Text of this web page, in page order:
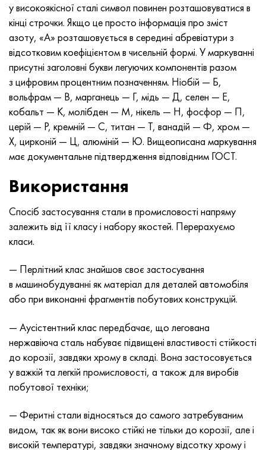
у високоякісної сталі символ повинен розташовуватися в
кінці строчки. Якщо це просто інформація про зміст
азоту, «А» розташовується в середині абревіатури з
відсотковим коефіцієнтом в чисельній формі. У маркуванні
присутні заголовні букви легуючих компонентів разом
з цифровим процентним позначенням. Ніобій — Б,
вольфрам — В, марганець — Г, мідь — Д, селен — Е,
кобальт — К, молібден — М, нікель — Н, фосфор — П,
церій — Р, кремній — C, титан — Т, ванадій — Ф, хром —
X, цирконій — Ц, алюміній — Ю. Вищеописана маркування
має документальне підтвердження відповідним ГОСТ.
Використання
Спосіб застосування стали в промисловості напряму
залежить від її класу і набору якостей. Перерахуємо
класи.
— Перлітний клас знайшов своє застосування
в машинобудуванні як матеріал для деталей автомобіля
або при виконанні фрагментів побутових конструкцій.
— Аусістентний клас передбачає, що легована
нержавіюча сталь набуває підвищені властивості стійкості
до корозії, завдяки хрому в складі. Вона застосовується
у важкій та легкій промисловості, а також для виробів
побутової техніки;
— Феритні стали відносяться до самого затребуваним
видом, так як вони високо стійкі не тільки до корозії, але і
високій температурі, завдяки значному відсотку хрому і
Хайнс 188
Haynes 230
Хастеллой b2
Хастеллой b3
Хастеллой c4
Хастеллой c22
Хастеллой C-276
Хастеллой C2000
Хастеллой x
Удимет 720
Greek Ascoloy 418
Труба корозійно-стійка
90Х18МФ
95Х18
38ХС, 37hs
38ХА, 37Cr4, aisi 5135
38ХН3МФА, 35nicrmov12-5
40Г, 40Mn4, aisi 1035
38ХМ, 42CrMo4, aisi 1.7225
40ХН, 36NiCr6, aisi 3135
40ХФА, 1.7223, aisi 4142
45Х, 45h, 1.7035
А40Г, 44smn28, 1.0762, 46s20